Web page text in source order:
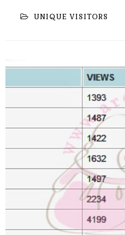
UNIQUE VISITORS